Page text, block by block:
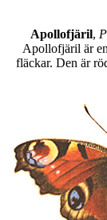
Apollofjäril,
Apollofjäril är
fläckar. Den är